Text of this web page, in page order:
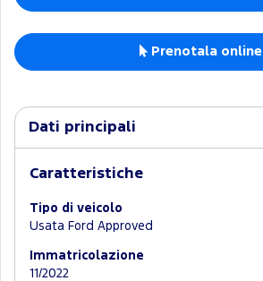
Prenotala online
Dati principali
Caratteristiche
Tipo di veicolo
Usata Ford Approved
Immatricolazione
11/2022